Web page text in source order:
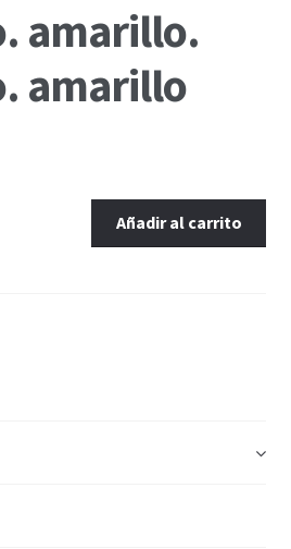
amarillo.
amarillo
Añadir al carrito